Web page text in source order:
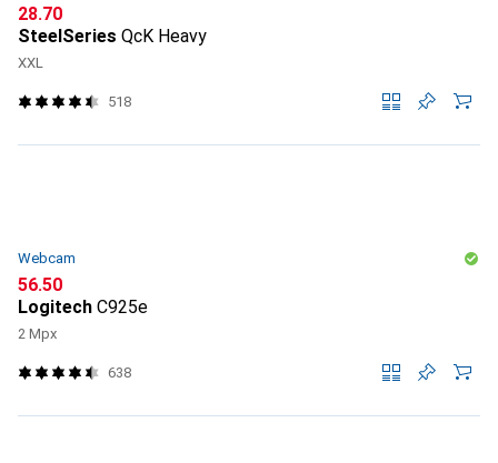
CHF
28.70
SteelSeries QcK Heavy
XXL
518
Webcam
CHF
56.50
Logitech C925e
2 Mpx
638